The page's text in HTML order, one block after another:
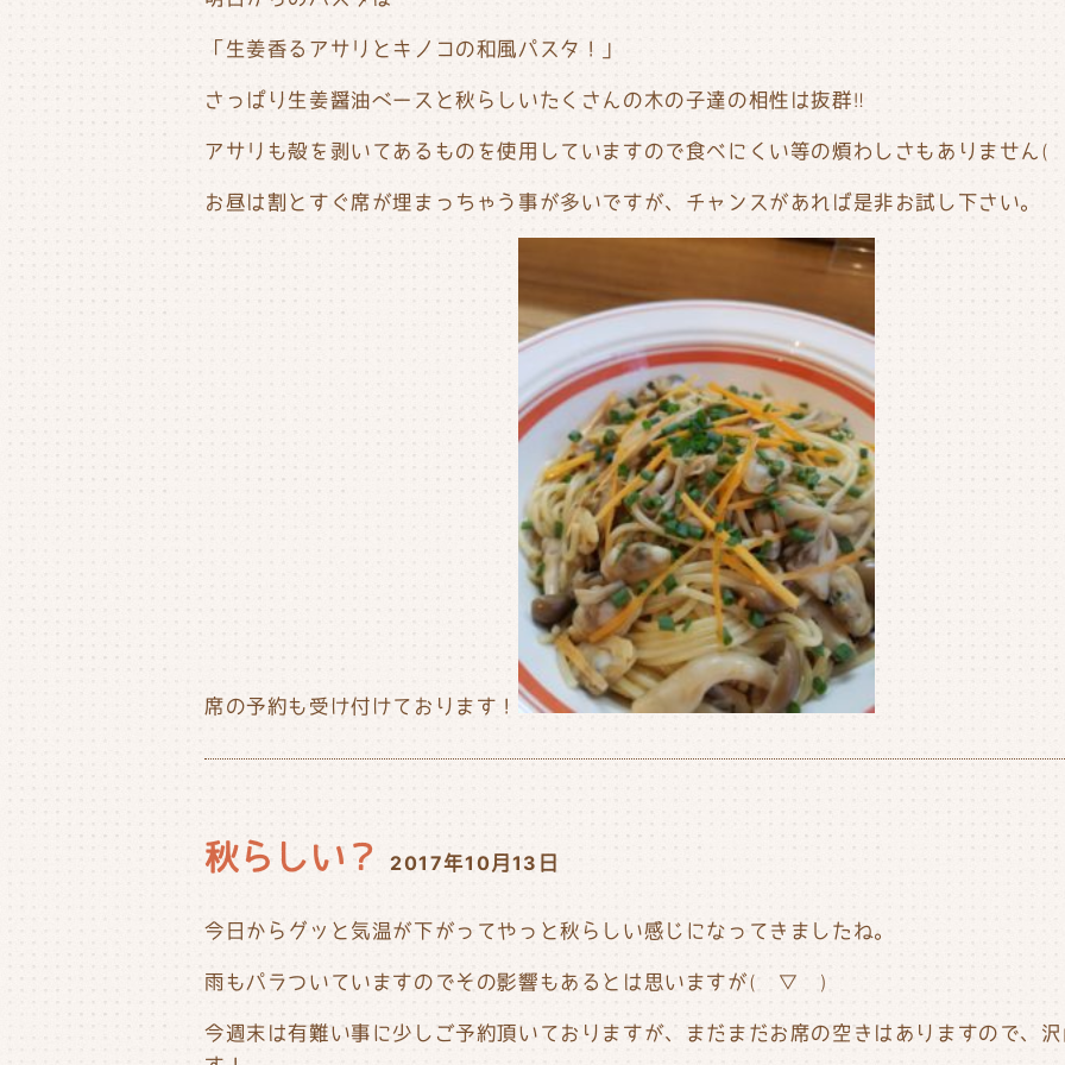
「生姜香るアサリとキノコの和風パスタ！」
さっぱり生姜醤油ベースと秋らしいたくさんの木の子達の相性は抜群‼︎
アサリも殻を剥いてあるものを使用していますので食べにくい等の煩わしさもありません
お昼は割とすぐ席が埋まっちゃう事が多いですが、チャンスがあれば是非お試し下さい。
席の予約も受け付けております！
秋らしい？ 2017年10月13日
今日からグッと気温が下がってやっと秋らしい感じになってきましたね。
雨もパラついていますのでその影響もあるとは思いますが(￣▽￣)
今週末は有難い事に少しご予約頂いておりますが、まだまだお席の空きはありますので、